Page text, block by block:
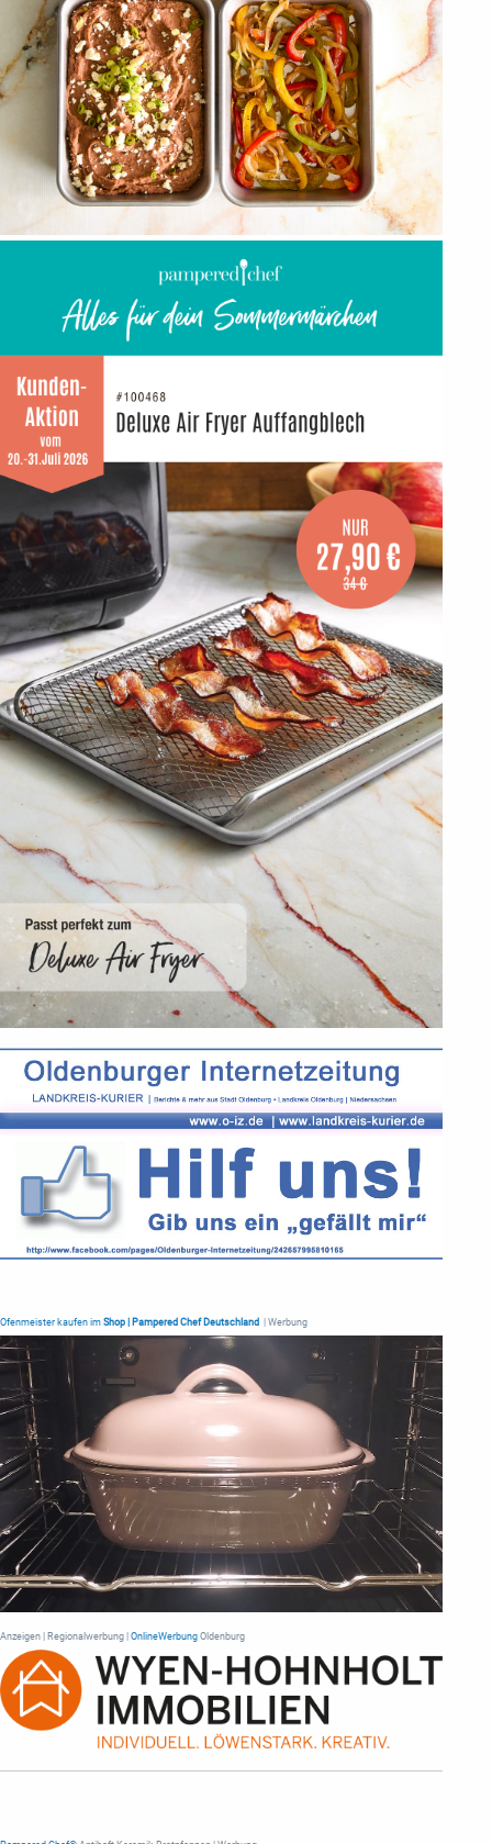
Ofenmeister kaufen im Shop | Pampered Chef Deutschland | Werbung
Anzeigen | Regionalwerbung | OnlineWerbung Oldenburg